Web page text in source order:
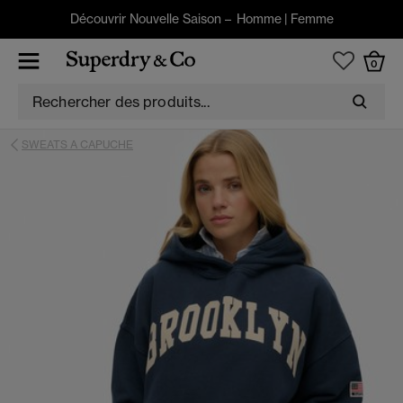
Découvrir Nouvelle Saison – Homme| Femme
0
SWEATS A CAPUCHE